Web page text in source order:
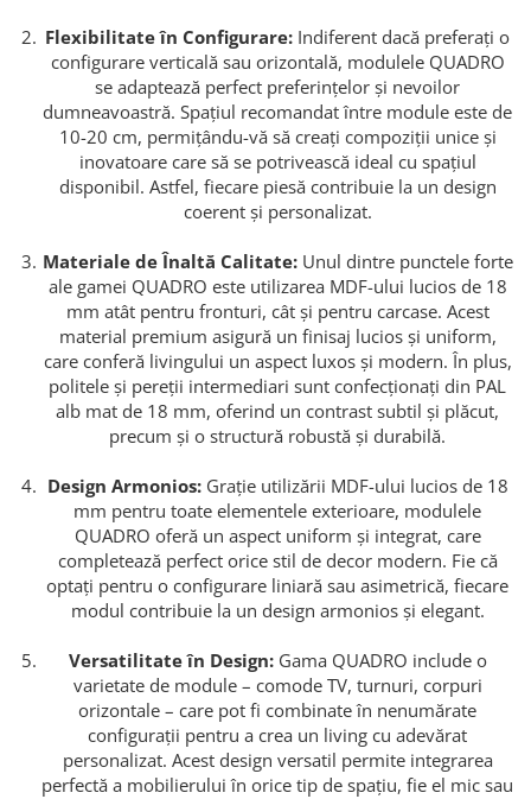
Flexibilitate în Configurare: Indiferent dacă preferați o
configurare verticală sau orizontală, modulele QUADRO
se adaptează perfect preferințelor și nevoilor
dumneavoastră. Spațiul recomandat între module este de
10-20 cm, permițându-vă să creați compoziții unice și
inovatoare care să se potrivească ideal cu spațiul
disponibil. Astfel, fiecare piesă contribuie la un design
coerent și personalizat.
Materiale de Înaltă Calitate:Unul dintre punctele forte
ale gamei QUADRO este utilizarea MDF-ului lucios de 18
mm atât pentru fronturi, cât și pentru carcase. Acest
material premium asigură un finisaj lucios și uniform,
care conferă livingului un aspect luxos și modern. În plus,
politele și pereții intermediari sunt confecționați din PAL
alb mat de 18 mm, oferind un contrast subtil și plăcut,
precum și o structură robustă și durabilă.
Design Armonios:Grație utilizării MDF-ului lucios de 18
mm pentru toate elementele exterioare, modulele
QUADRO oferă un aspect uniform și integrat, care
completează perfect orice stil de decor modern. Fie că
optați pentru o configurare liniară sau asimetrică, fiecare
modul contribuie la un design armonios și elegant.
Versatilitate în Design:Gama QUADRO include o
varietate de module – comode TV, turnuri, corpuri
orizontale – care pot fi combinate în nenumărate
configurații pentru a crea un living cu adevărat
personalizat. Acest design versatil permite integrarea
perfectă a mobilierului în orice tip de spațiu, fie el mic sau